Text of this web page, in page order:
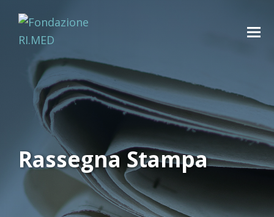
Rassegna Stampa